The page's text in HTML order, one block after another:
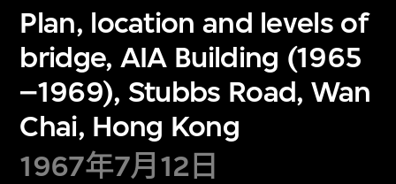
Plan, location and levels of
bridge, AIA Building (1965
–1969), Stubbs Road, Wan
Chai, Hong Kong
1967年7月12日